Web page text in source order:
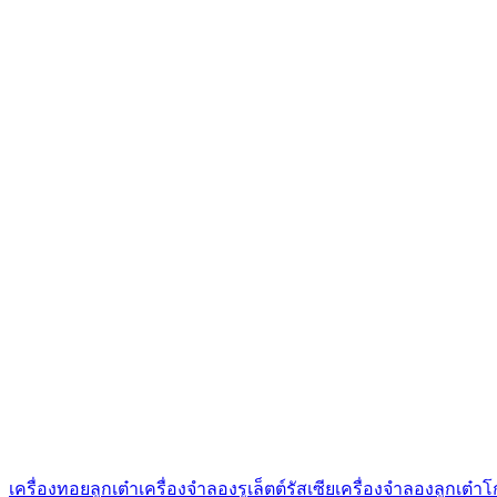
เครื่องทอยลูกเต๋าเครื่องจำลองรูเล็ตต์รัสเซียเครื่องจำลองลูกเต๋า